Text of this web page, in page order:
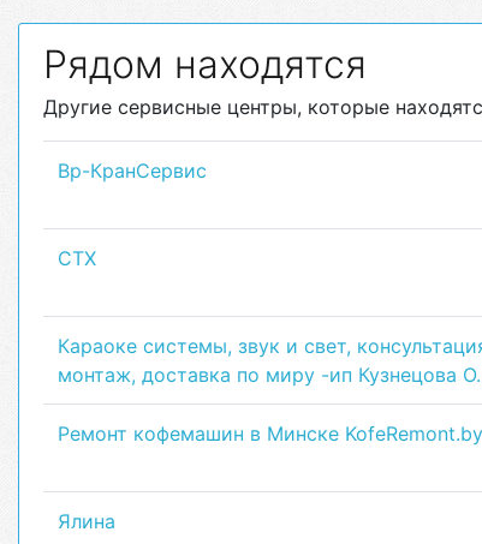
Рядом находятся
Другие сервисные центры, которые
Вр-КранСервис
СТХ
Караоке системы, звук и свет,
монтаж, доставка по миру -ип Кузнецова
Ремонт кофемашин в Минске KofeRemont.by
Ялина